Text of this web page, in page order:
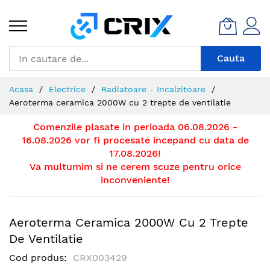
Continut
Cauta
Acasa Electrice
Radiatoare - Incalzitoare
Aeroterma ceramica 2000W cu 2 trepte de ventilatie
Comenzile plasate in perioada 06.08.2026 -
16.08.2026 vor fi procesate incepand cu data de
17.08.2026!
Va multumim si ne cerem scuze pentru orice
inconveniente!
Aeroterma Ceramica 2000W Cu 2 Trepte
De Ventilatie
Cod produs CRX003429